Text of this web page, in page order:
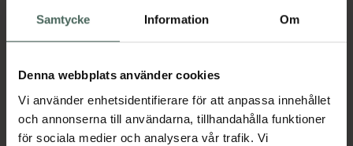
Samtycke Information Om
Denna webbplats använder cookies
Vi använder enhetsidentifierare för att anpassa innehållet
och annonserna till användarna, tillhandahålla funktioner
för sociala medier och analysera vår trafik. Vi
komfort. Lenoites sovmasker är tillverkade av
100 % mullbärssilke med en vikt på 22
och tjocklek. Upplev lyxig sömn med din
drömtillbehör. Förvara i den medföljande
förvaringsväska mellan användningarna.
-- Tyg: 100% 22-Momme 6A Grade Mulberry